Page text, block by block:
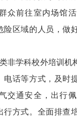
众前往室内场馆
险区域的人员，做
非学科校外培训机
电话等方式，及时
交通安全，出行
行方式。全面排查